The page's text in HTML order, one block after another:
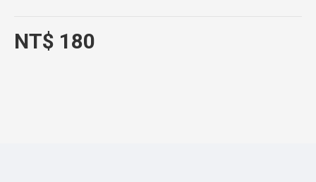
NT$ 180